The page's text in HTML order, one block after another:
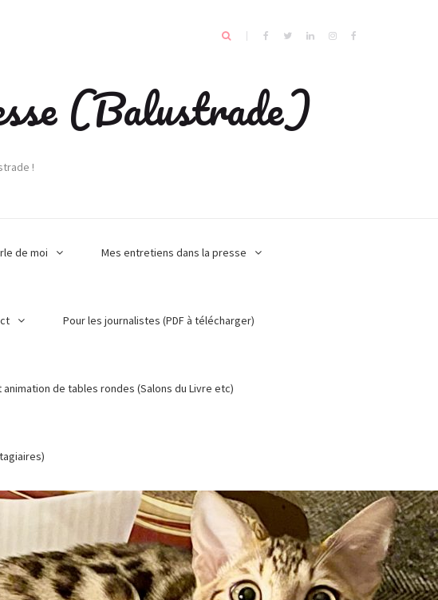
(Balustrade)
!
de moi Mes entretiens dans la presse
Pour les journalistes (PDF à télécharger)
de tables rondes (Salons du Livre etc)